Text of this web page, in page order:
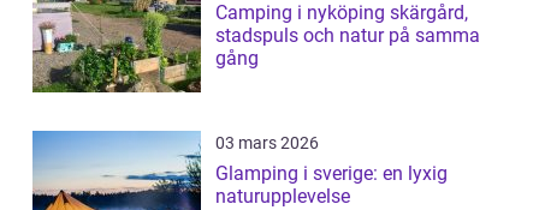
Camping i nyköping skärgård,
stadspuls och natur på samma
gång
03 mars 2026
Glamping i sverige: en lyxig
naturupplevelse